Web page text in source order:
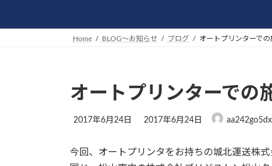
プ
動
Home BLOG～お知らせ ブログ オートプリンターでの
オートプリンターでの
2017年6月24日
最
新
2017年6月24日 aa242go5dx
今回、オートプリンタをお持ちの城北運送株